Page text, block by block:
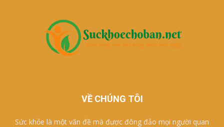
VỀ CHÚNG TÔI
Sức khỏe là một vấn đề mà được đông đảo mọi người quan